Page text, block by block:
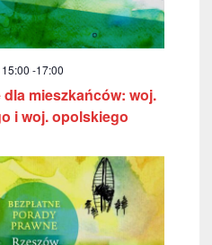
-17:00
mieszkańców: woj.
i woj. opolskiego